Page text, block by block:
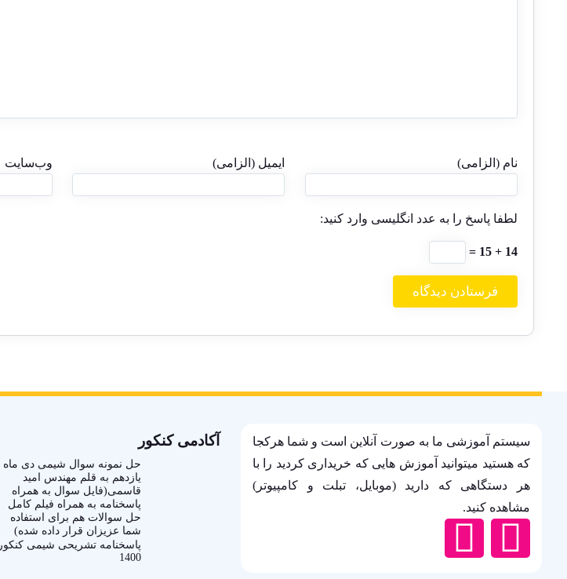
نام (الزامی) ایمیل (الزامی) وب‌سایت
لطفا پاسخ را به عدد انگلیسی وارد کنید:
14 + 15 =
سیستم آموزشی ما به صورت آنلاین است و شما هرکجا
که هستید میتوانید آموزش هایی که خریداری کردید را با
هر دستگاهی که دارید (موبایل، تبلت و کامپیوتر)
مشاهده کنید.
آکادمی کنکور
حل نمونه سوال شیمی دی ماه
یازدهم به قلم مهندس امید
قاسمی(فایل سوال به همراه
پاسخنامه به همراه فیلم کامل
حل سوالات هم برای استفاده
شما عزیزان قرار داده شده)
پاسخنامه تشریحی شیمی کنکور
1400